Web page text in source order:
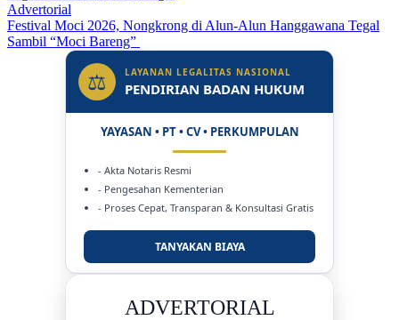
Advertorial
Festival Moci 2026, Nongkrong di Alun-Alun Hanggawana Tegal
Sambil “Moci Bareng”
⚖ LAYANAN LEGALITAS NASIONAL
PENDIRIAN BADAN HUKUM
YAYASAN • PT • CV • PERKUMPULAN
- Akta Notaris Resmi
- Pengesahan Kementerian
- Proses Cepat, Transparan & Konsultasi Gratis
TANYAKAN BIAYA
DUKUNG KAMI